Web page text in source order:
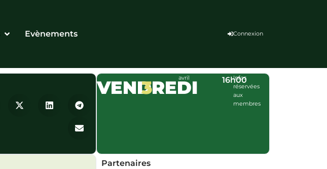
Evènements Connexion
VENDREDI
3 avril 16h00
Infos
réservées
aux
membres
Partenaires